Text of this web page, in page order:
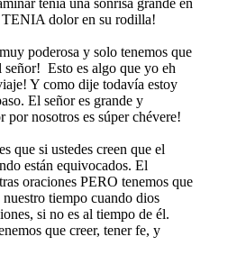
dolor en su rodilla!
poderosa y solo tenemos que
señor! Esto es algo que yo eh
Y como dije todavía estoy
El señor es grande y
por nosotros es súper chévere!
que si ustedes creen que el
están equivocados. El
oraciones PERO tenemos que
nuestro tiempo cuando dios
si no es al tiempo de él.
que creer, tener fe, y